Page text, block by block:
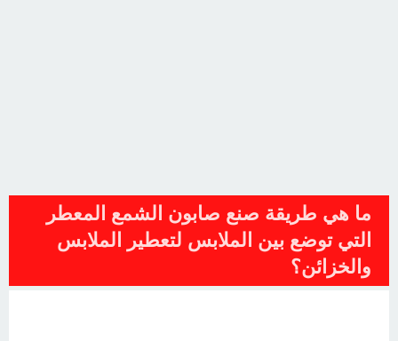
ما هي طريقة صنع صابون الشمع المعطر
التي توضع بين الملابس لتعطير الملابس
والخزائن؟